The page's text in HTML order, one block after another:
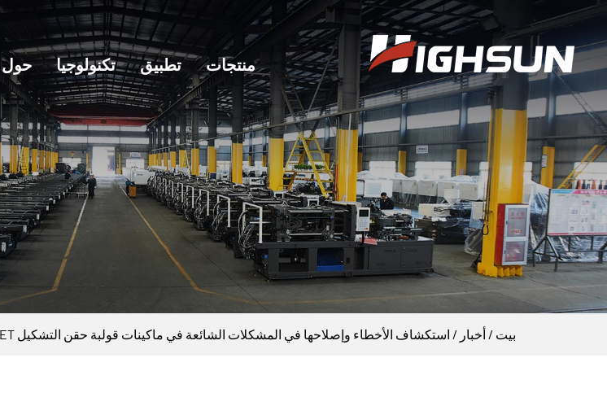
منتجات تطبيق تكنولوجيا حول HIGHSUN
بيت / أخبار / استكشاف الأخطاء وإصلاحها في المشكلات الشائعة في ماكينات قولبة حقن التشكيل PET